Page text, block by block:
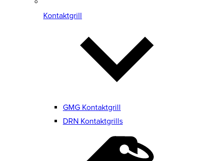
Kontaktgrill
GMG Kontaktgrill
DRN Kontaktgrills